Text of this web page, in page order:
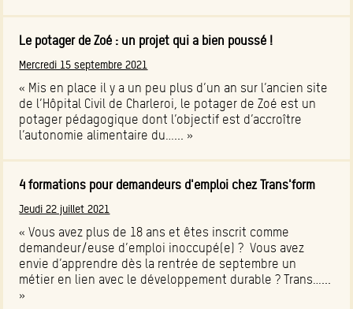
Le potager de Zoé : un projet qui a bien poussé !
Mercredi 15 septembre 2021
« Mis en place il y a un peu plus d’un an sur l’ancien site
de l’Hôpital Civil de Charleroi, le potager de Zoé est un
potager pédagogique dont l’objectif est d’accroître
l’autonomie alimentaire du…... »
4 formations pour demandeurs d'emploi chez Trans'form
Jeudi 22 juillet 2021
« Vous avez plus de 18 ans et êtes inscrit comme
demandeur/euse d’emploi inoccupé(e) ? Vous avez
envie d’apprendre dès la rentrée de septembre un
métier en lien avec le développement durable ? Trans…...
»